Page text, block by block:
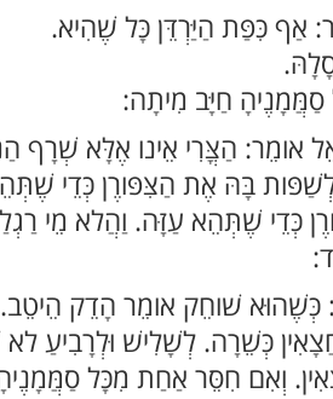
אַף כִּפַּת הַיַּרְדֵּן כָּל שֶׁהִיא.
חַיָּב מִיתָה:
אומֵר: הַצֳּרִי אֵינו אֶלָּא שְׁרָף
בָּהּ אֶת הַצִּפּורֶן כְּדֵי
כְּדֵי שֶׁתְּהֵא עַזָּה. וַהֲלא מֵי
כְּשֶׁהוּא שׁוחֵק אומֵר הָדֵק
כְּשֵׁרָה. לְשָׁלִישׁ וּלְרָבִיעַ
וְאִם חִסֵּר אַחַת מִכָּל